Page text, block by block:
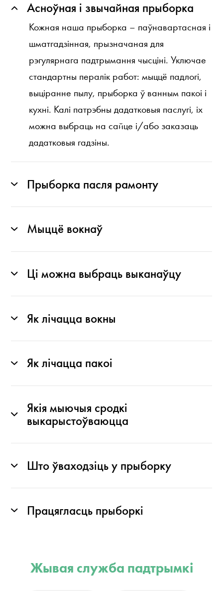
Асноўная і звычайная прыборка
Кожная наша прыборка – паўнавартасная і
шматгадзінная, прызначаная для
рэгулярнага падтрымання чысціні. Уключае
стандартны пералік работ: мыццё падлогі,
выціранне пылу, прыборка ў ванным пакоі і
кухні. Калі патрэбны дадатковыя паслугі, іх
можна выбраць на сайце і/або заказаць
дадатковыя гадзіны.
Прыборка пасля рамонту
Мыццё вокнаў
Ці можна выбраць выканаўцу
Як лічацца вокны
Як лічацца пакоі
Якія мыючыя сродкі
выкарыстоўваюцца
Што ўваходзіць у прыборку
Працягласць прыборкі
Жывая служба падтрымкі